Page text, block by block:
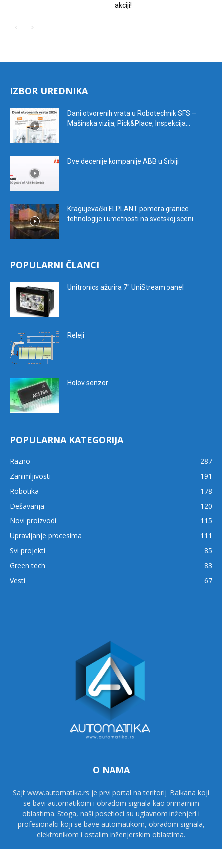
akciji!
IZBOR UREDNIKA
Dani otvorenih vrata u Robotechnik SFS –
Mašinska vizija, Pick&Place, Inspekcija...
Dve decenije kompanije ABB u Srbiji
Kragujevački ELPLANT pomera granice
tehnologije i umetnosti na svetskoj sceni
POPULARNI ČLANCI
Unitronics ažurira 7″ UniStream panel
Releji
Holov senzor
POPULARNA KATEGORIJA
Razno
287
Zanimljivosti
191
Robotika
178
Dešavanja
120
Novi proizvodi
115
Upravljanje procesima
111
Svi projekti
85
Green tech
83
Vesti
67
O NAMA
Sajt www.automatika.rs je prvi portal na teritoriji Balkana koji
se bavi automatikom i obradom signala kao primarnim
oblastima. Stoga, naši posetioci su uglavnom inženjeri i
profesionalci koji se bave automatikom, obradom signala,
elektronikom i ostalim inženjerskim oblastima.